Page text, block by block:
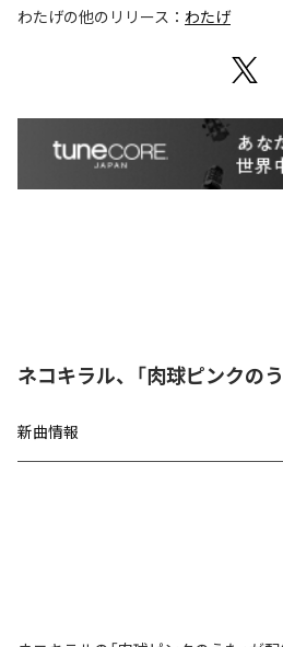
わたげの他のリリース： わたげ
ネコキラル、「肉球ピンクの
新曲情報